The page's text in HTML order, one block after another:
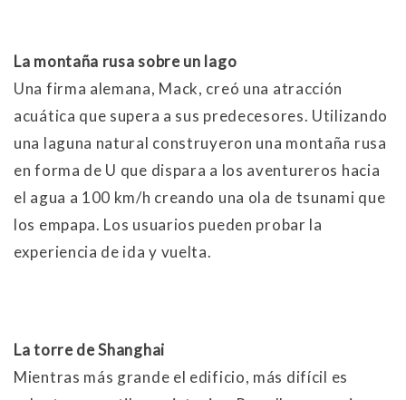
La montaña rusa sobre un lago
Una firma alemana, Mack, creó una atracción
acuática que supera a sus predecesores. Utilizando
una laguna natural construyeron una montaña rusa
en forma de U que dispara a los aventureros hacia
el agua a 100 km/h creando una ola de tsunami que
los empapa. Los usuarios pueden probar la
experiencia de ida y vuelta.
La torre de Shanghai
Mientras más grande el edificio, más difícil es